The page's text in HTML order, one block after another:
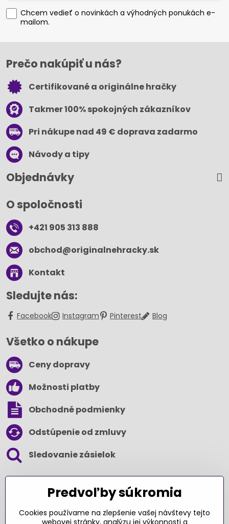
Chcem vedieť o novinkách a výhodných ponukách e-
mailom.
Prečo nakúpiť u nás?
Certifikované a originálne hračky
Takmer 100% spokojných zákazníkov
Pri nákupe nad 49 € doprava zadarmo
Návody a tipy
Objednávky
O spoločnosti
+421 905 313 888
obchod​@originalnehracky​.sk
Kontakt
Sledujte nás:
Facebook Instagram Pinterest Blog
Všetko o nákupe
Ceny dopravy
Možnosti platby
Obchodné podmienky
Odstúpenie od zmluvy
Sledovanie zásielok
Predvoľby súkromia
Cookies používame na zlepšenie vašej návštevy tejto
webovej stránky, analýzu jej výkonnosti a